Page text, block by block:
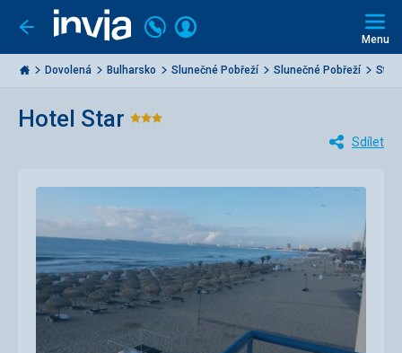
Jít
zpět
Invia.cz
Volejte
226
000
284
Přihlásit
Menu
Dovolená Bulharsko Slunečné Pobřeží Slunečné Pobřeží Star
Hotel Star Hodnocení:
Sdílet